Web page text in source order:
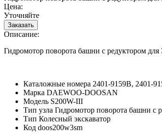
Цена:
Уточняйте
Описание:
Гидромотор поворота башни с редуктором
Каталожные номера 2401-9159B, 2401-
Марка DAEWOO-DOOSAN
Модель S200W-III
Тип узла Гидромотор поворота башни с
Тип Колесный экскаватор
Код doos200w3sm